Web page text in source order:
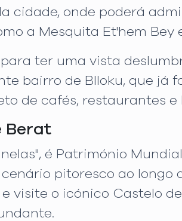
cidade, onde poderá
a Mesquita Et'hem Bey
ter uma vista
bairro de Blloku, que já
de cafés, restaurantes e
Berat
é Património
pitoresco ao longo
visite o icónico Castelo